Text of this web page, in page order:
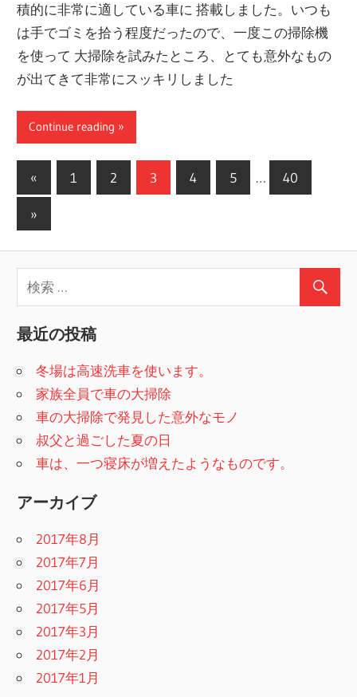
積的に非常に適している車に 搭載しました。いつも
は手でゴミを拾う程度だったので、一度この掃除機
を使って 大掃除を試みたところ、とても意外なもの
が出てきて非常にスッキリしました
Continue reading
投
稿
ナ
ビ
ー
シ
ョ
ン
«
の
事
1 2 3 4 5 … 40
次
事
»
最近の投稿
冬場は高速洗車を使います。
家族全員で車の大掃除
車の大掃除で発見した意外なモノ
叔父と過ごした夏の日
車は、一つ寝床が増えたようなものです。
アーカイブ
2017年8月
2017年7月
2017年6月
2017年5月
2017年3月
2017年2月
2017年1月